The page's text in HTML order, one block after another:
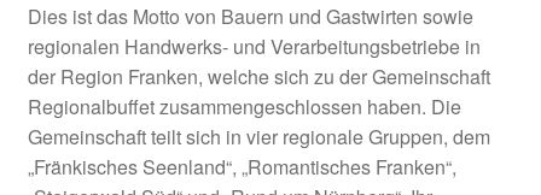
Amt für Ländliche Entwicklung Mittelfranken
Anregungen
Beispiele aus der Praxis
Dies ist das Motto von Bauern und Gastwirten sowie
regionalen Handwerks- und Verarbeitungsbetriebe in
der Region Franken, welche sich zu der Gemeinschaft
Regionalbuffet zusammengeschlossen haben. Die
Gemeinschaft teilt sich in vier regionale Gruppen, dem
„Fränkisches Seenland“, „Romantisches Franken“,